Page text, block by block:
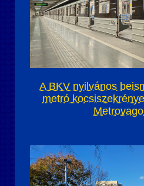
A BKV nyilvános
metró